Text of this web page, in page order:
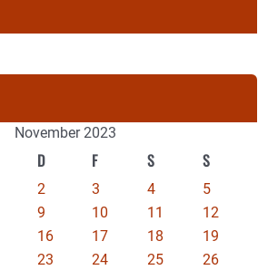
November 2023
D F S S
2 3 4
5
9 10 11
12
16 17 18
19
23 24 25
26